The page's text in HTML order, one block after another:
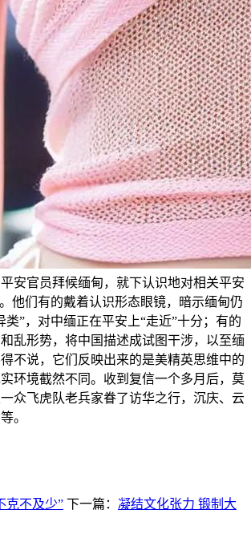
安官员拜候缅甸，就下认识地对相关平安
他们有的戴着认识形态眼镜，暗示缅甸仍
类”，对中缅正在平安上“走近”十分；有的
乱形势，将中国描述成试图干涉，以至缅
不说，它们反映出来的是美精英思维中的
环境截然不同。收到复信一个多月后，莫
众飞虎队老兵家眷了访华之行，沉庆、云
。
克不及少” 下一篇： 凝结文化张力 锻制大